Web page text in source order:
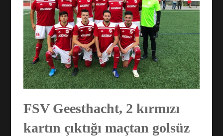
FSV Geesthacht, 2 kırmızı
kartın çıktığı maçtan golsüz